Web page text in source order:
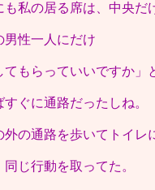
も私の居る席は、中央だ
男性一人にだけ
てもらっていいですか」
すぐに通路だったしね。
外の通路を歩いてトイレ
同じ行動を取ってた。